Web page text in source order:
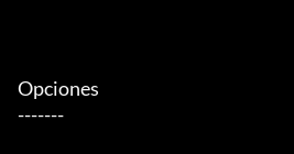
Opciones
-------